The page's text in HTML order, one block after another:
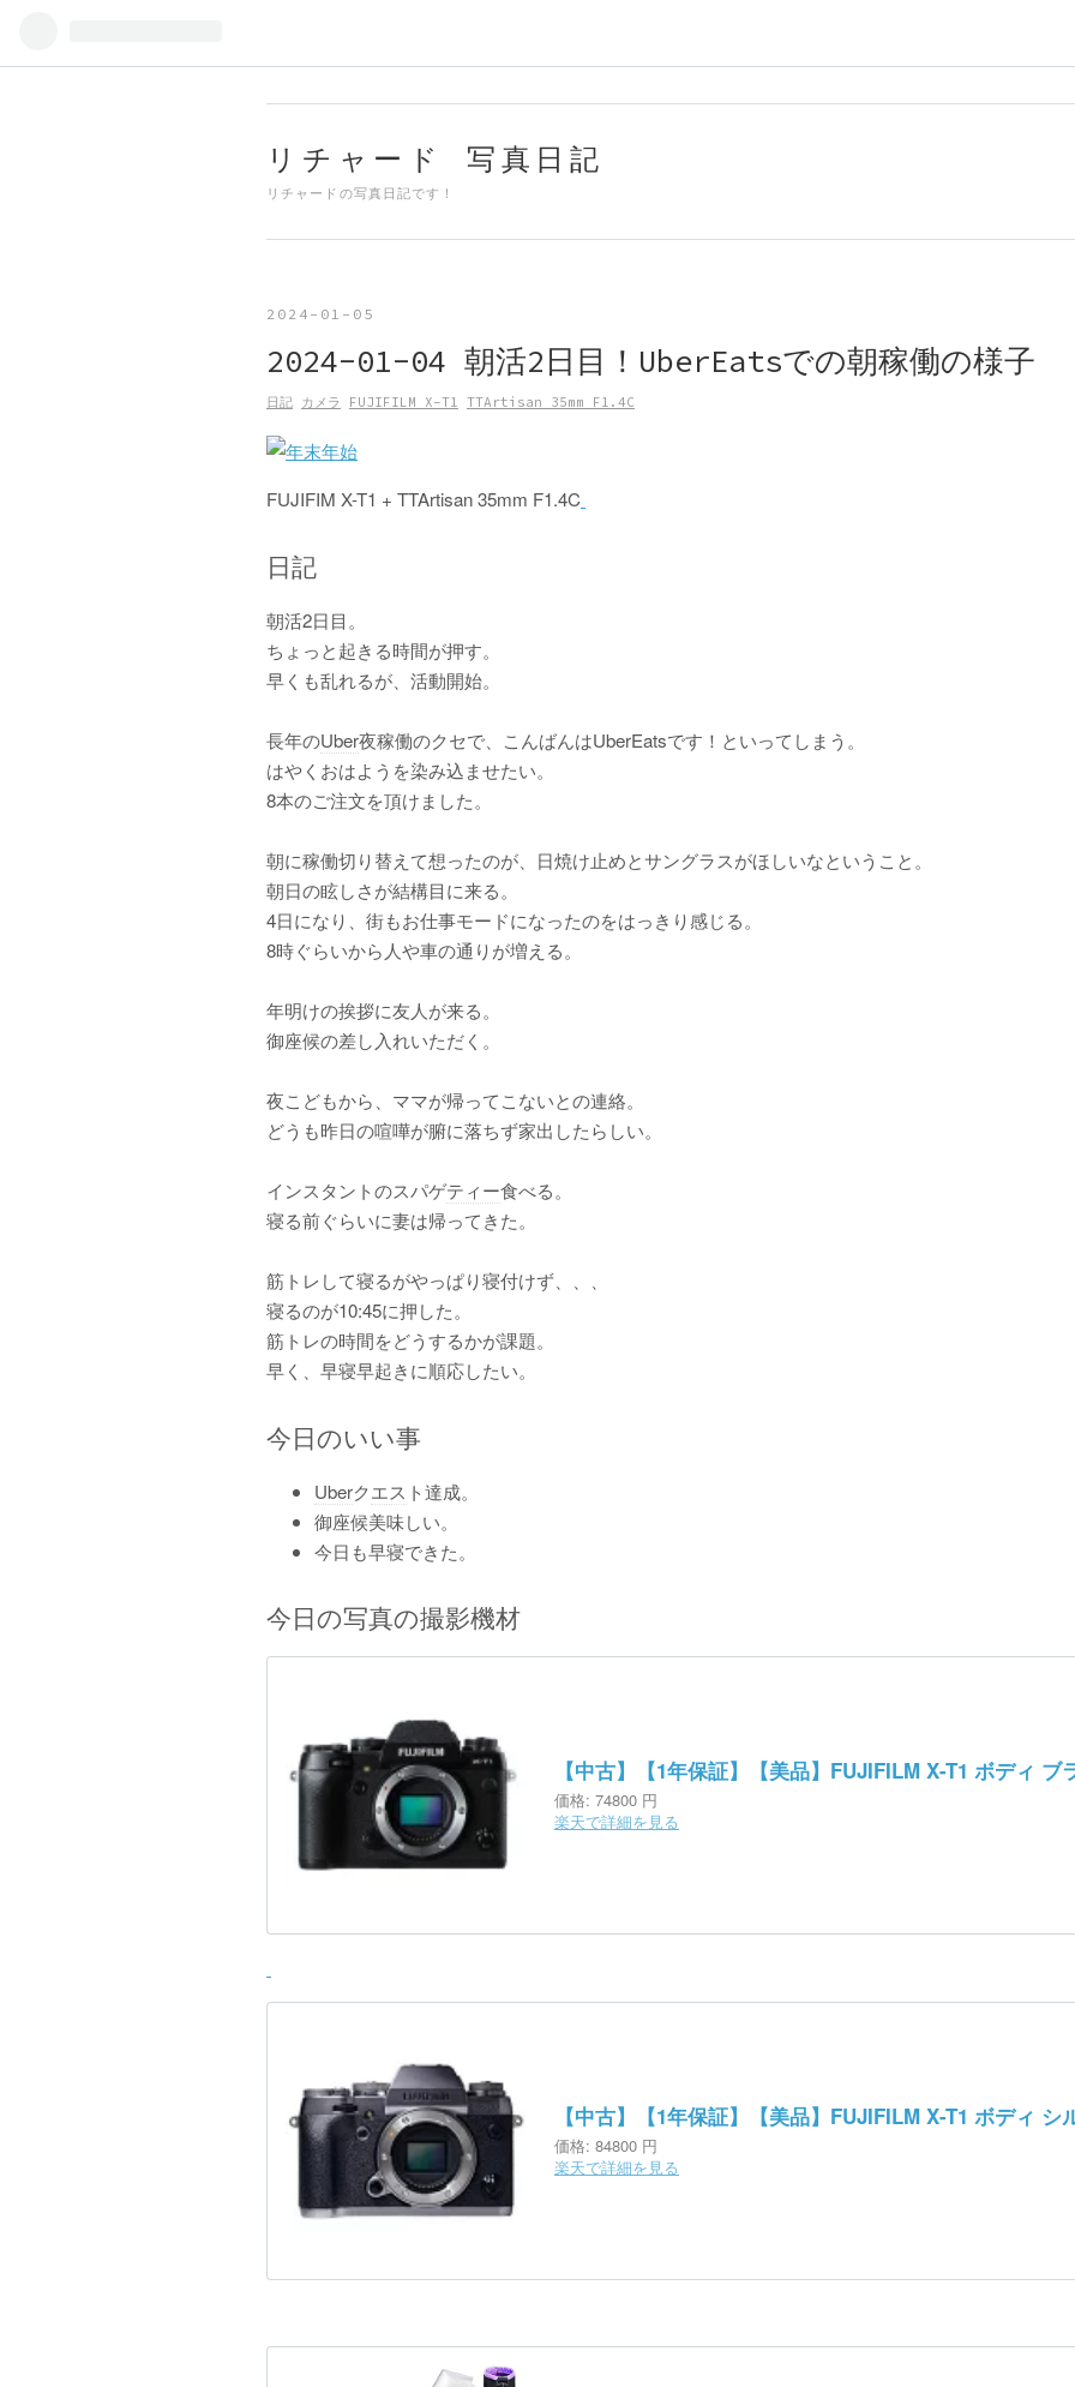
リチャード 写真日記
リチャードの写真日記です！
2024 - 01 - 05
2024-01-04 朝活2日目！UberEatsでの朝稼働の様子
日記 カメラ FUJIFILM X-T1 TTArtisan 35mm F1.4C
FUJIFIM X-T1 + TTArtisan 35mm F1.4C
日記
朝活2日目。
ちょっと起きる時間が押す。
早くも乱れるが、活動開始。
長年のUber夜稼働のクセで、こんばんはUberEatsです！といってしまう。
はやくおはようを染み込ませたい。
8本のご注文を頂けました。
朝に稼働切り替えて想ったのが、日焼け止めとサングラスがほしいなということ。
朝日の眩しさが結構目に来る。
4日になり、街もお仕事モードになったのをはっきり感じる。
8時ぐらいから人や車の通りが増える。
年明けの挨拶に友人が来る。
御座候の差し入れいただく。
夜こどもから、ママが帰ってこないとの連絡。
どうも昨日の喧嘩が腑に落ちず家出したらしい。
インスタントのスパゲティー食べる。
寝る前ぐらいに妻は帰ってきた。
筋トレして寝るがやっぱり寝付けず、、、
寝るのが10:45に押した。
筋トレの時間をどうするかが課題。
早く、早寝早起きに順応したい。
今日のいい事
Uberクエス ト達成。
御座候美味しい。
今日も早寝できた。
今日の写真の撮影機材
【中古】【1年保証】【美品】FUJIFILM X-T1 ボディ ブ
価格: 74800 円
楽天で詳細を見る
【中古】【1年保証】【美品】FUJIFILM X-T1 ボディ シ
価格: 84800 円
楽天で詳細を見る